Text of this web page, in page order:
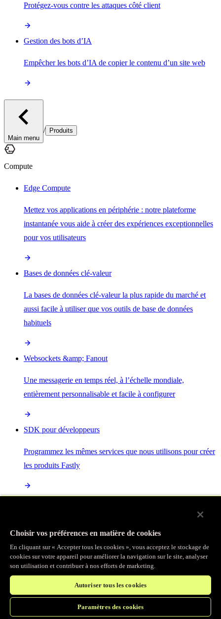
Protégez-vous contre les attaques côté client
Gestion des bots d’IA
Empêcher les bots d’IA de copier le contenu d’un site web
Main menu
/ Produits
Compute
Edge Compute
Mettez vos applications en périphérie : notre plateforme
instantanée vous aide à créer des expériences exceptionnelles
pour vos utilisateurs
Bases de données clé-valeur
La bases de données clé-valeur la plus rapide du marché et
aussi facile à utiliser que vos outils de base de données
habituels
Websockets &amp; Fanout
Une messagerie en temps réel, à l’échelle mondiale,
entièrement personnalisable et facile à configurer
SDK pour développeurs
Programmez les mêmes services que nous utilisons pour créer
les produits Fastly
sur des normes ouvertes et intégrée à la suite complète de
produits Fastly
Accélérez vos charges de travail d’IA et gagnez en efficacité
Choisir vos préférences en matière de cookies
En cliquant sur « Accepter tous les cookies », vous acceptez le stockage de
cookies sur votre appareil pour améliorer la navigation sur le site, analyser
son utilisation et contribuer à nos efforts de marketing.
Autoriser tous les cookies
Paramètres des cookies